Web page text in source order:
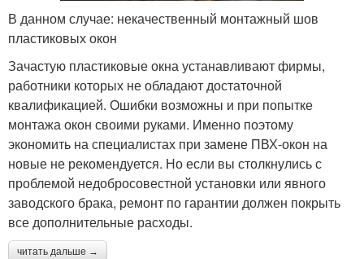
В данном случае: некачественный монтажный шов
пластиковых окон
Зачастую пластиковые окна устанавливают фирмы,
работники которых не обладают достаточной
квалификацией. Ошибки возможны и при попытке
монтажа окон своими руками. Именно поэтому
экономить на специалистах при замене ПВХ-окон на
новые не рекомендуется. Но если вы столкнулись с
проблемой недобросовестной установки или явного
заводского брака, ремонт по гарантии должен покрыть
все дополнительные расходы.
читать дальше →